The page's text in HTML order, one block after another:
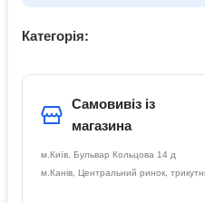
Категорія:
Самовивіз із
магазина
м.Київ, Бульвар Кольцова 14 д
м.Канів, Центральний ринок,